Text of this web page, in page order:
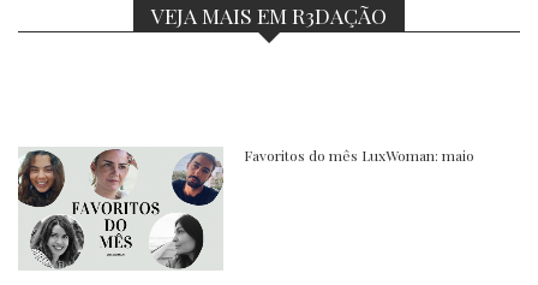
VEJA MAIS EM R3DAÇÃO
Favoritos do mês LuxWoman: maio